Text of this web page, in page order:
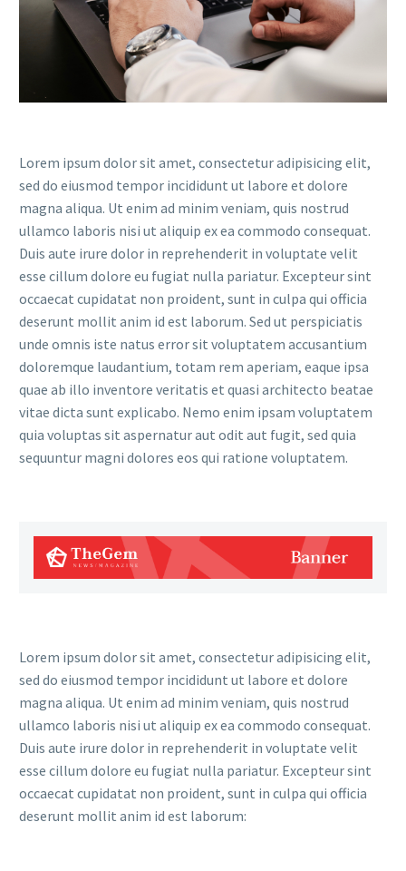
Lorem ipsum dolor sit amet, consectetur adipisicing elit,
sed do eiusmod tempor incididunt ut labore et dolore
magna aliqua. Ut enim ad minim veniam, quis nostrud
ullamco laboris nisi ut aliquip ex ea commodo consequat.
Duis aute irure dolor in reprehenderit in voluptate velit
esse cillum dolore eu fugiat nulla pariatur. Excepteur sint
occaecat cupidatat non proident, sunt in culpa qui officia
deserunt mollit anim id est laborum. Sed ut perspiciatis
unde omnis iste natus error sit voluptatem accusantium
doloremque laudantium, totam rem aperiam, eaque ipsa
quae ab illo inventore veritatis et quasi architecto beatae
vitae dicta sunt explicabo. Nemo enim ipsam voluptatem
quia voluptas sit aspernatur aut odit aut fugit, sed quia
sequuntur magni dolores eos qui ratione voluptatem.
Lorem ipsum dolor sit amet, consectetur adipisicing elit,
sed do eiusmod tempor incididunt ut labore et dolore
magna aliqua. Ut enim ad minim veniam, quis nostrud
ullamco laboris nisi ut aliquip ex ea commodo consequat.
Duis aute irure dolor in reprehenderit in voluptate velit
esse cillum dolore eu fugiat nulla pariatur. Excepteur sint
occaecat cupidatat non proident, sunt in culpa qui officia
deserunt mollit anim id est laborum: